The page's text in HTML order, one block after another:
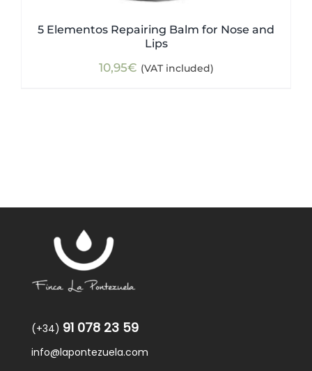
5 Elementos Repairing Balm for Nose and
Lips
10,95€ (VAT included)
(+34) 91 078 23 59
info@lapontezuela.com